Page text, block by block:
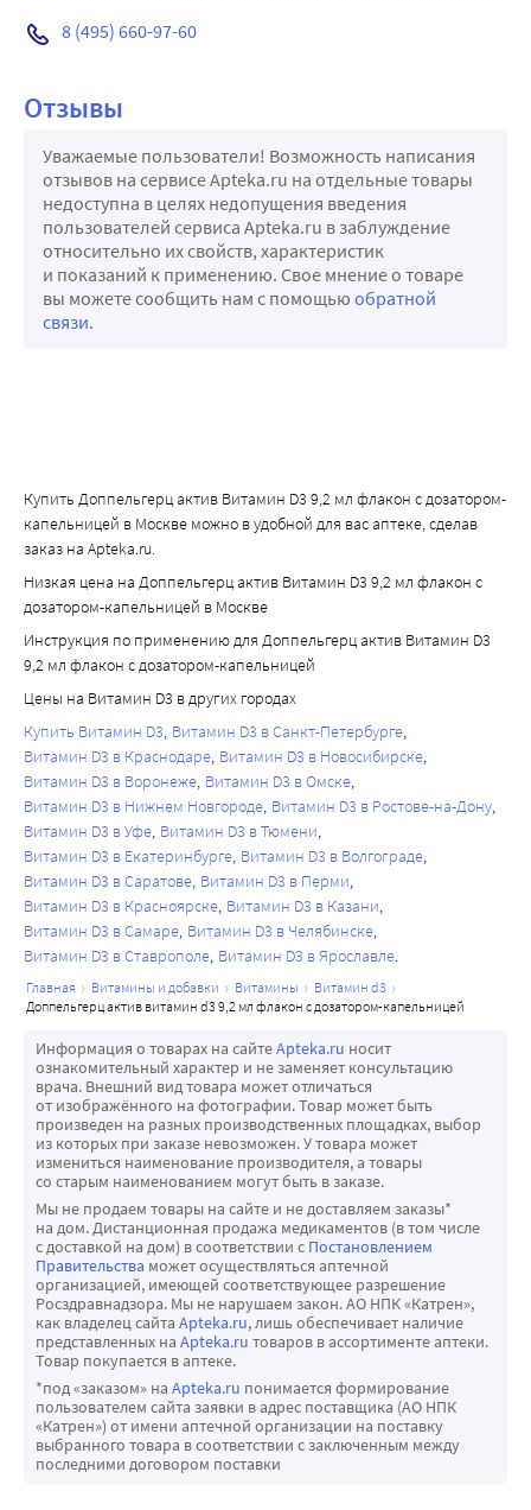
8 (495) 660-97-60
Отзывы
Уважаемые пользователи! Возможность написания
отзывов на сервисе Apteka.ru на отдельные товары
недоступна в целях недопущения введения
пользователей сервиса Apteka.ru в заблуждение
относительно их свойств, характеристик
и показаний к применению. Свое мнение о товаре
вы можете сообщить нам с помощью обратной
связи.
Купить Доппельгерц актив Витамин D3 9,2 мл флакон с дозатором-
капельницей в Москве можно в удобной для вас аптеке, сделав
заказ на Apteka.ru.
Низкая цена на Доппельгерц актив Витамин D3 9,2 мл флакон с
дозатором-капельницей в Москве
Инструкция по применению для Доппельгерц актив Витамин D3
9,2 мл флакон с дозатором-капельницей
Цены на Витамин D3 в других городах
Купить Витамин D3 Витамин D3 в Санкт-Петербурге
Витамин D3 в Краснодаре Витамин D3 в Новосибирске
Витамин D3 в Воронеже Витамин D3 в Омске
Витамин D3 в Нижнем Новгороде Витамин D3 в Ростове-на-Дону
Витамин D3 в Уфе Витамин D3 в Тюмени
Витамин D3 в Екатеринбурге Витамин D3 в Волгограде
Витамин D3 в Саратове Витамин D3 в Перми
Витамин D3 в Красноярске Витамин D3 в Казани
Витамин D3 в Самаре Витамин D3 в Челябинске
Витамин D3 в Ставрополе Витамин D3 в Ярославле
главная витамины и добавки витамины
витамин d3
доппельгерц актив витамин d3 9,2 мл флакон с дозатором-капельницей
Информация о товарах на сайтеApteka.ru носит
ознакомительный характер и не заменяет консультацию
врача. Внешний вид товара может отличаться
от изображённого на фотографии. Товар может быть
произведен на разных производственных площадках, выбор
из которых при заказе невозможен. У товара может
измениться наименование производителя, а товары
со старым наименованием могут быть в заказе.
Мы не продаем товары на сайте и не доставляем заказы*
на дом. Дистанционная продажа медикаментов (в том числе
с доставкой на дом) в соответствии с Постановлением
Правительства может осуществляться аптечной
организацией, имеющей соответствующее разрешение
Росздравнадзора. Мы не нарушаем закон. АО НПК «Катрен»,
как владелец сайта Apteka.ru, лишь обеспечивает наличие
представленных на Apteka.ru товаров в ассортименте аптеки.
Товар покупается в аптеке.
*под «заказом» на Apteka.ru понимается формирование
пользователем сайта заявки в адрес поставщика (АО НПК
«Катрен») от имени аптечной организации на поставку
выбранного товара в соответствии с заключенным между
последними договором поставки